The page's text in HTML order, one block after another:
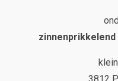
zinnenprikkelend